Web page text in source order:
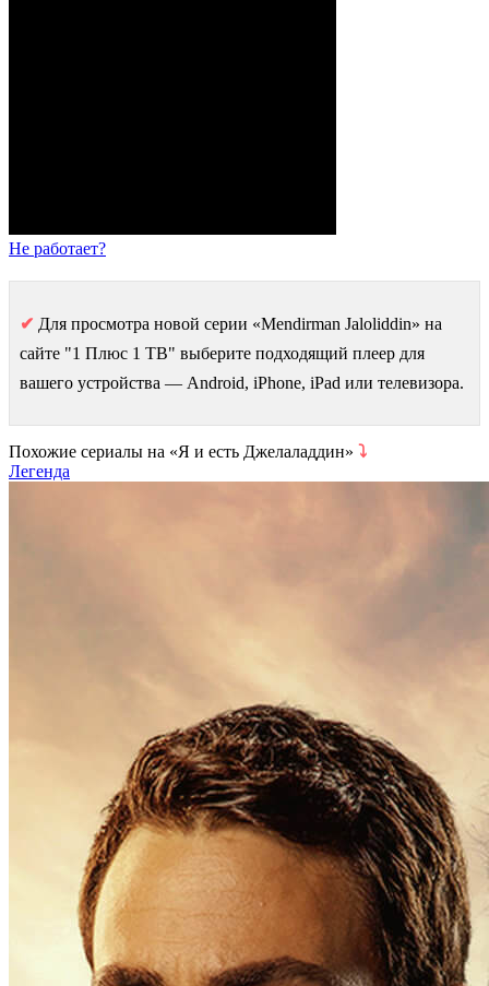
Не работает?
✔ Для просмотра новой серии «Mendirman Jaloliddin» на
сайте "1 Плюс 1 ТВ" выберите подходящий плеер для
вашего устройства — Android, iPhone, iPad или телевизора.
Похожие сериалы на «Я и есть Джелаладдин» ⤵
Легенда